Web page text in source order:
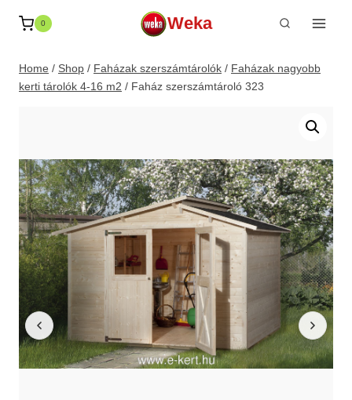
0 Weka
Home / Shop / Faházak szerszámtárolók / Faházak nagyobb
kerti tárolók 4-16 m2 / Faház szerszámtároló 323